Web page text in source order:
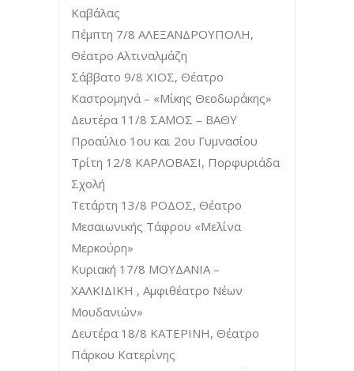
Καβάλας
Πέμπτη 7/8 ΑΛΕΞΑΝΔΡΟΥΠΟΛΗ,
Θέατρο Αλτιναλμάζη
Σάββατο 9/8 ΧΙΟΣ, Θέατρο
Καστρομηνά – «Μίκης Θεοδωράκης»
Δευτέρα 11/8 ΣΑΜΟΣ – ΒΑΘΥ
Προαύλιο 1ου και 2ου Γυμνασίου
Τρίτη 12/8 ΚΑΡΛΟΒΑΣΙ, Πορφυριάδα
Σχολή
Τετάρτη 13/8 ΡΟΔΟΣ, Θέατρο
Μεσαιωνικής Τάφρου «Μελίνα
Μερκούρη»
Κυριακή 17/8 ΜΟΥΔΑΝΙΑ –
ΧΑΛΚΙΔΙΚΗ , Αμφιθέατρο Νέων
Μουδανιών»
Δευτέρα 18/8 ΚΑΤΕΡΙΝΗ, Θέατρο
Πάρκου Κατερίνης